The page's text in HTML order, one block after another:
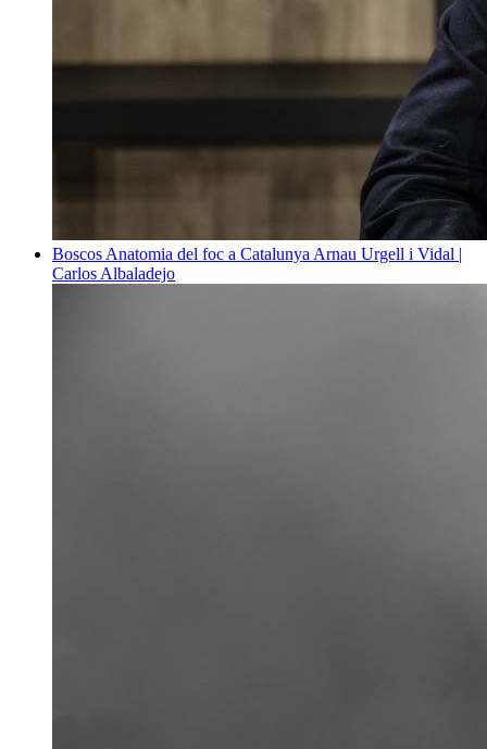
Boscos Anatomia del foc a Catalunya Arnau Urgell i Vidal |
Carlos Albaladejo